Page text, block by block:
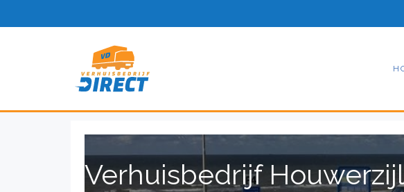
Verhuisbedrijf Houwerzijl